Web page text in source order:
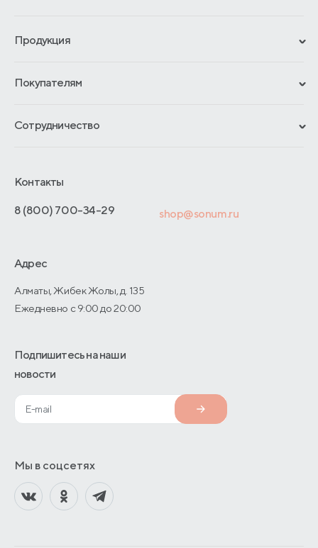
Продукция
Гарантии
Отзывы покупателей
Покупателям
Обмен и возврат
Адреса магазинов
Договор-оферты
Сотрудничество
Отельерам
Контакты
8 (800) 700-34-29 shop@sonum.ru
Адрес
Алматы, Жибек Жолы, д. 135
Ежедневно с 9:00 до 20:00
Подпишитесь на наши
новости
Мы в соцсетях